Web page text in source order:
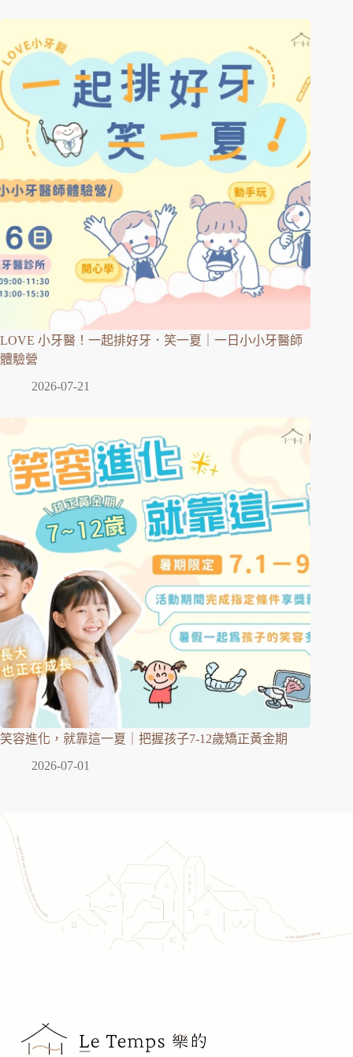
LOVE 小牙醫！一起排好牙．笑一夏｜一日小小牙醫師
體驗營
2026-07-21
笑容進化，就靠這一夏｜把握孩子7-12歲矯正黃金期
2026-07-01